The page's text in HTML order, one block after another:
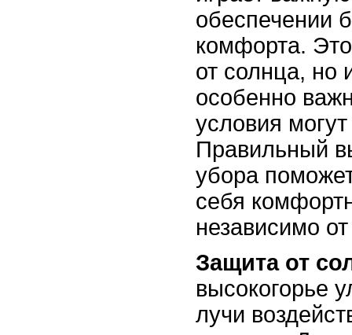
обеспечении
комфорта.
от солнца, но
особенно
условия
Правильный
убора
себя
независимо
Защита от
высокогорье
лучи